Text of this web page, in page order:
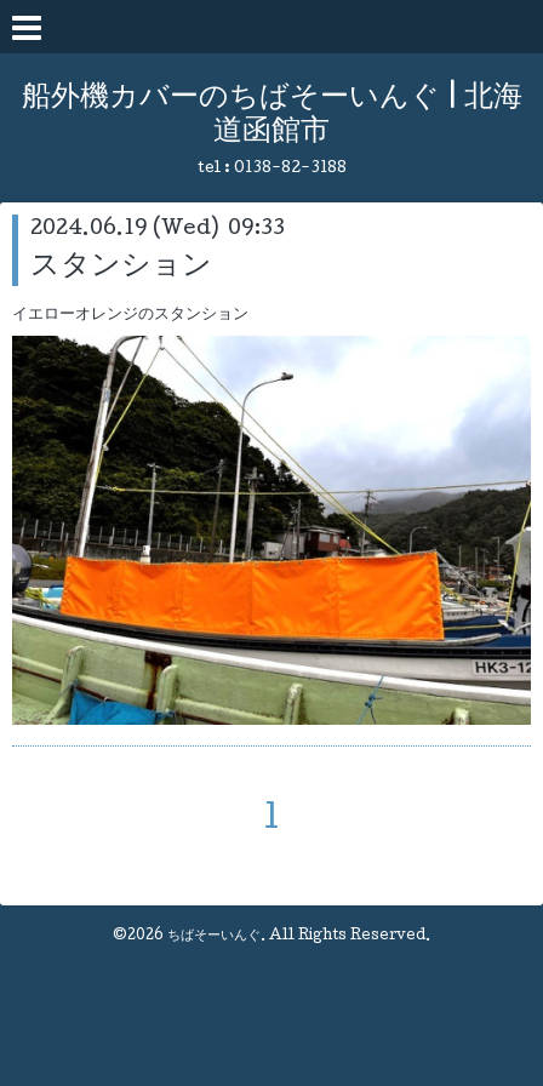
船外機カバーのちばそーいんぐ | 北海
道函館市
tel : 0138-82-3188
2024.06.19 (Wed) 09:33
スタンション
イエローオレンジのスタンション
1
©2026 ちばそーいんぐ. All Rights Reserved.